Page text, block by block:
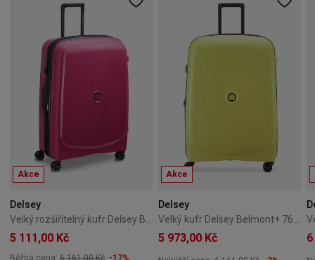
Akce
Delsey
5 111,00 Kč
Běžná cena: 6 161,00 Kč -17%
Akce
Delsey
5 973,00 Kč